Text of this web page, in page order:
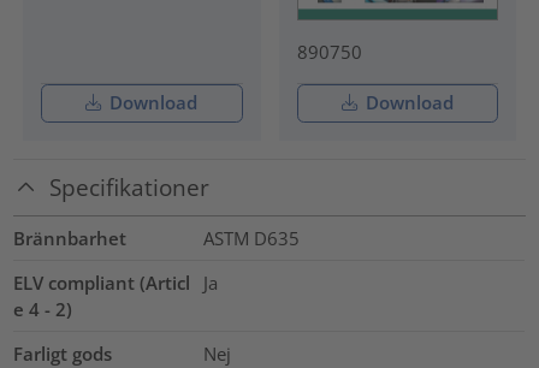
Download
890750
Download
Specifikationer
Brännbarhet
ASTM D635
ELV compliant (Articl
e 4 - 2)
Ja
Farligt gods
Nej